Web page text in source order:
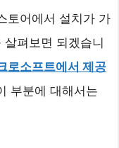
토어에서 설치가 가
펴보면 되겠습니
로소프트에서 제공
부분에 대해서는